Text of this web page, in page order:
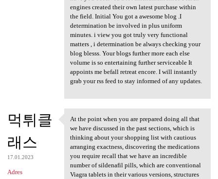
engines created their own latest purchase within
the field. Initial You got a awesome blog .I
determination be involved in plus uniform
minutes. i view you got truly very functional
matters , i determination be always checking your
blog blesss. Your blogs further more each else
volume is so entertaining further serviceable It
appoints me befall retreat encore. I will instantly
grab your rss feed to stay informed of any updates.
먹튀클
래스
17.01.2023
Adres
At the point when you are
At the point when you are prepared doing all that
we have discussed in the past sections, which is
thinking about your shopping list with cautious
arranging exactness, discovering the medications
you require recall that we have an incredible
number of sildenafil pills, which are conventional
Viagra tablets in their various versions, structures